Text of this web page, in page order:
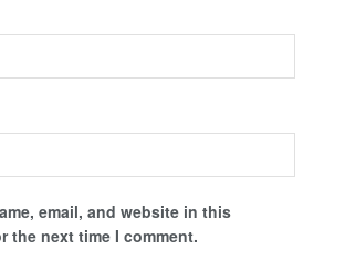
email, and website in this
the next time I comment.